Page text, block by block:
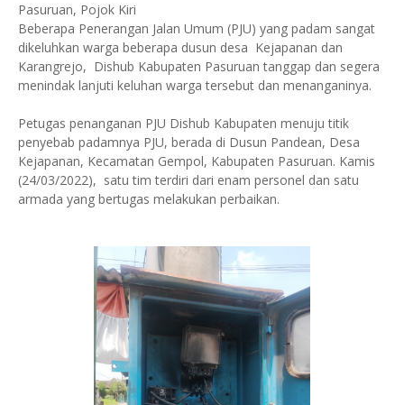
Pasuruan, Pojok Kiri
Beberapa Penerangan Jalan Umum (PJU) yang padam sangat
dikeluhkan warga beberapa dusun desa Kejapanan dan
Karangrejo, Dishub Kabupaten Pasuruan tanggap dan segera
menindak lanjuti keluhan warga tersebut dan menanganinya.
Petugas penanganan PJU Dishub Kabupaten menuju titik
penyebab padamnya PJU, berada di Dusun Pandean, Desa
Kejapanan, Kecamatan Gempol, Kabupaten Pasuruan. Kamis
(24/03/2022), satu tim terdiri dari enam personel dan satu
armada yang bertugas melakukan perbaikan.